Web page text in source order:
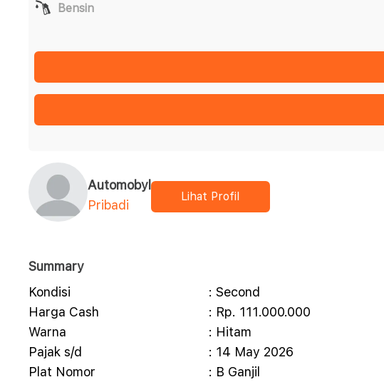
Bensin
Automobyl
Pribadi
Lihat Profil
Summary
Kondisi
: Second
Harga Cash
: Rp. 111.000.000
Warna
: Hitam
Pajak s/d
: 14 May 2026
Plat Nomor
: B Ganjil